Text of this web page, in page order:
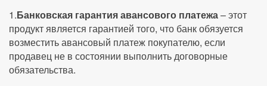
1.Банковская гарантия авансового платежа– этот
продукт является гарантией того, что банк обязуется
возместить авансовый платеж покупателю, если
продавец не в состоянии выполнить договорные
обязательства.